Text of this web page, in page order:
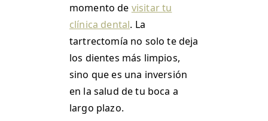
momento de visitar tu
clínica dental. La
tartrectomía no solo te deja
los dientes más limpios,
sino que es una inversión
en la salud de tu boca a
largo plazo.